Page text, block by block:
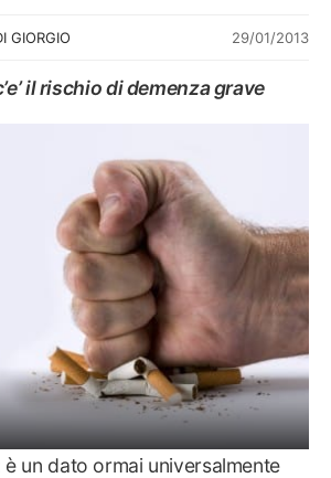
GIORGIO 29/01/2013
il rischio di demenza grave
è un dato ormai universalmente